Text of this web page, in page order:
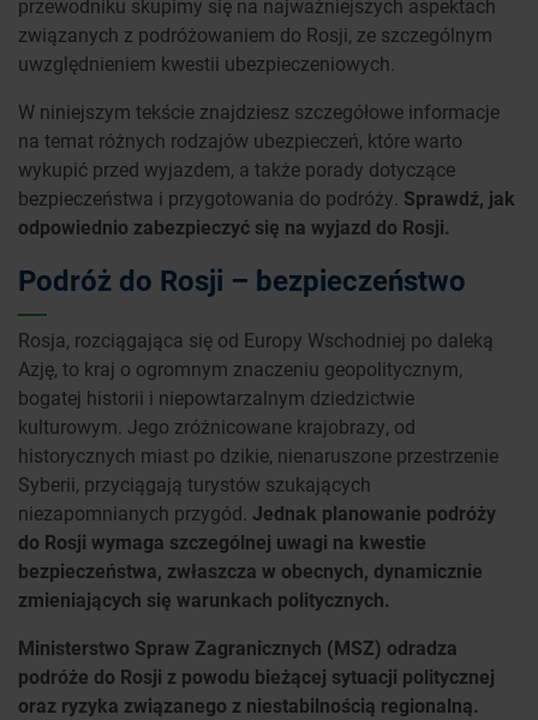
przewodniku skupimy się na najważniejszych aspektach
związanych z podróżowaniem do Rosji, ze szczególnym
uwzględnieniem kwestii ubezpieczeniowych.
W niniejszym tekście znajdziesz szczegółowe informacje
na temat różnych rodzajów ubezpieczeń, które warto
wykupić przed wyjazdem, a także porady dotyczące
bezpieczeństwa i przygotowania do podróży. Sprawdź, jak
odpowiednio zabezpieczyć się na wyjazd do Rosji.
Podróż do Rosji – bezpieczeństwo
Rosja, rozciągająca się od Europy Wschodniej po daleką
Azję, to kraj o ogromnym znaczeniu geopolitycznym,
bogatej historii i niepowtarzalnym dziedzictwie
kulturowym. Jego zróżnicowane krajobrazy, od
historycznych miast po dzikie, nienaruszone przestrzenie
Syberii, przyciągają turystów szukających
niezapomnianych przygód. Jednak planowanie podróży
do Rosji wymaga szczególnej uwagi na kwestie
bezpieczeństwa, zwłaszcza w obecnych, dynamicznie
zmieniających się warunkach politycznych.
Ministerstwo Spraw Zagranicznych (MSZ) odradza
podróże do Rosji z powodu bieżącej sytuacji politycznej
oraz ryzyka związanego z niestabilnością regionalną.